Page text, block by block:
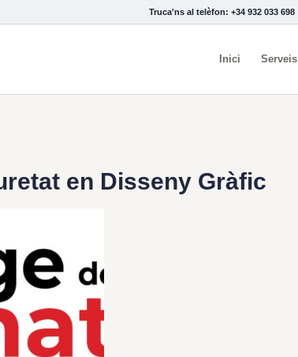
Truca'ns al telèfon: +34 932 033 698
Inici Serveis
en Disseny Gràfic